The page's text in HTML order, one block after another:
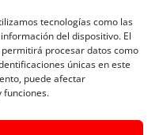
tecnologías como las
del dispositivo. El
procesar datos como
únicas en este
puede afectar
funciones.